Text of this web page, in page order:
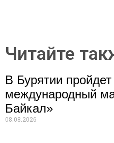
Читайте
В Бурятии
международный
Байкал»
08.08.2026